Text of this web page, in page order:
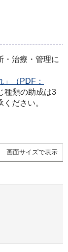
・治療・管理に
」（PDF：
種類の助成は3
ださい。
画面サイズで表示